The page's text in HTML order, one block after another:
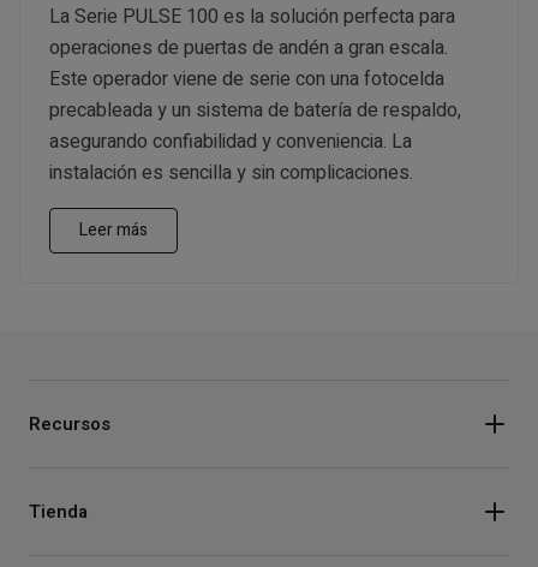
La Serie PULSE 100 es la solución perfecta para
operaciones de puertas de andén a gran escala.
Este operador viene de serie con una fotocelda
precableada y un sistema de batería de respaldo,
asegurando confiabilidad y conveniencia. La
instalación es sencilla y sin complicaciones.
Leer más
Recursos
Tienda